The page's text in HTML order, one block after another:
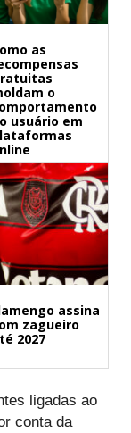
as
o
usuário em
assina
zagueiro
2027
ligadas ao
conta da